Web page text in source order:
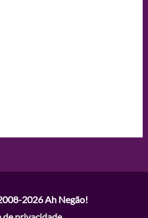
2026Ah Negão!